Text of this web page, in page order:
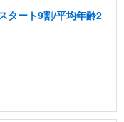
タート9割/平均年齢2